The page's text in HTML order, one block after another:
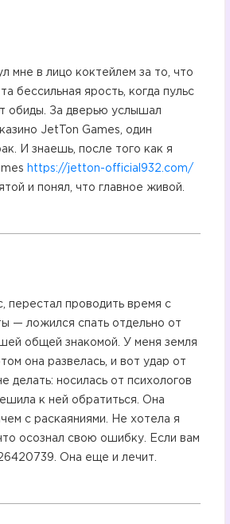
мне в лицо коктейлем за то, что
бессильная ярость, когда пульс
обиды. За дверью услышал
JetTon Games, один
И знаешь, после того как я
https://jetton-official932.com/
и понял, что главное живой.
перестал проводить время с
— ложился спать отдельно от
общей знакомой. У меня земля
она развелась, и вот удар от
делать: носилась от психологов
к ней обратиться. Она
с раскаяниями. Не хотела я
осознал свою ошибку. Если вам
Она еще и лечит.